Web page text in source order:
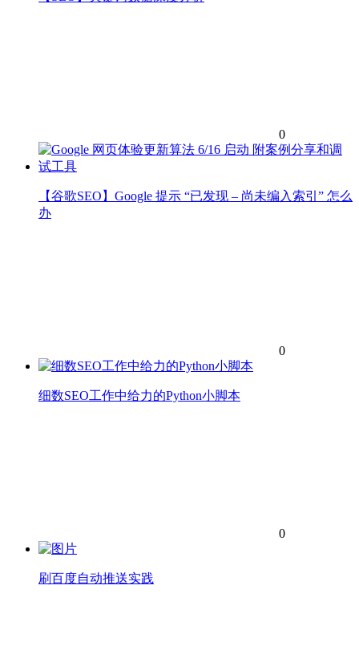
0
【谷歌SEO】Google 提示 “已发现 – 尚未编入索引” 怎么
办
0
细数SEO工作中给力的Python小脚本
0
刷百度自动推送实践